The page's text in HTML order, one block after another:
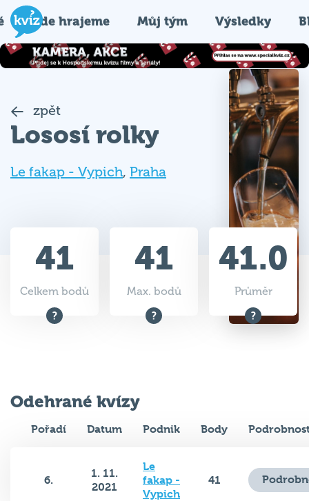
Kde hrajeme Můj tým Výsledky
zpět
Lososí rolky
Le fakap - Vypich, Praha
41
Celkem bodů
41
Max. bodů
41.0
Průměr
Odehrané kvízy
Pořadí Datum Podnik Body
6.
1. 11.
2021
Le
fakap -
Vypich
41